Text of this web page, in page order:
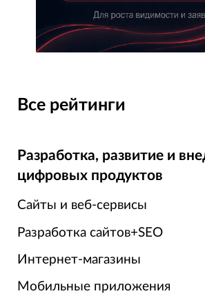
Все рейтинги
Разработка, развитие и
цифровых продуктов
Сайты и веб-сервисы
Разработка сайтов+SEO
Интернет-магазины
Мобильные приложения